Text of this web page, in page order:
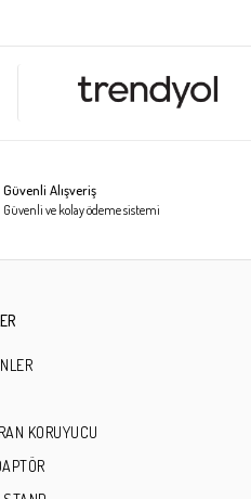
Güvenli Alışveriş
Güvenli ve kolay ödeme sistemi
KORUYUCU